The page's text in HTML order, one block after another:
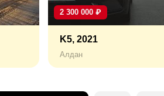
2 300 000 ₽
K5, 2021
Алдан